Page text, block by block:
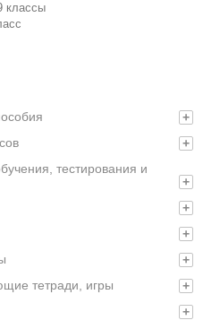
классы
+
+
тестирования и
+
+
+
+
тетради, игры
+
+